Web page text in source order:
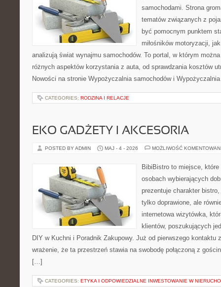
samochodami. Strona
tematów związanych z
być pomocnym punktem
miłośników motoryzacji,
analizują świat wynajmu samochodów. To portal, w którym
różnych aspektów korzystania z auta, od sprawdzania kosztów
Nowości na stronie Wypożyczalnia samochodów i
CATEGORIES: RODZINA I RELACJE
EKO GADŻETY I AKCESORIA
POSTED BY ADMIN MAJ - 4 - 2026 MOŻLIWOŚĆ
BibiBistro to miejsce, które
osobach wybierających
prezentuje charakter
tylko doprawione, ale
internetowa wizytówka,
klientów, poszukujących
DIY w Kuchni i Poradnik Zakupowy. Już od pierwszego kontaktu
wrażenie, że ta przestrzeń stawia na swobodę połączoną z
[…]
CATEGORIES: ETYKA I ODPOWIEDZIALNE INWESTOWANIE W